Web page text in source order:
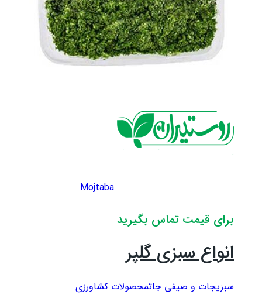
Mojtaba
برای قیمت تماس بگیرید
انواع سبزی گلپر
سبزیجات و صیفی جاتمحصولات کشاورزی